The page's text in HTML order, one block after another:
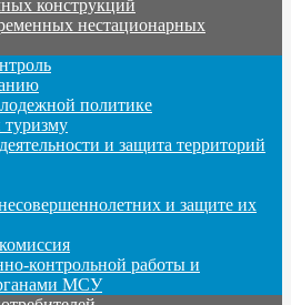
конструкций
нестационарных
политике
туризму
и защита территорий
и защите их
контрольной работы и
МСУ